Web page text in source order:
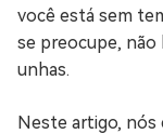
você está sem
se preocupe, não
unhas.
Neste artigo,